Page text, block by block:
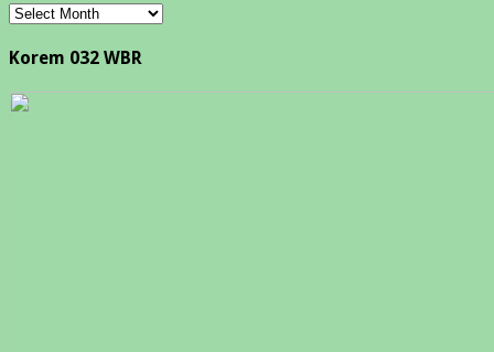
Arsip
Korem 032 WBR